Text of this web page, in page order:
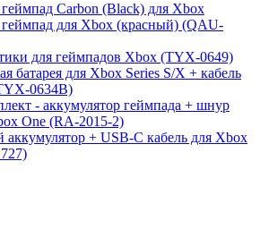
Carbon (Black) для Xbox
для Xbox (красный) (QAU-
для геймпадов Xbox (TYX-0649)
батарея для Xbox Series S/X + кабель
0634B)
- аккумулятор геймпада + шнур
One (RA-2015-2)
+ USB-C кабель для Xbox